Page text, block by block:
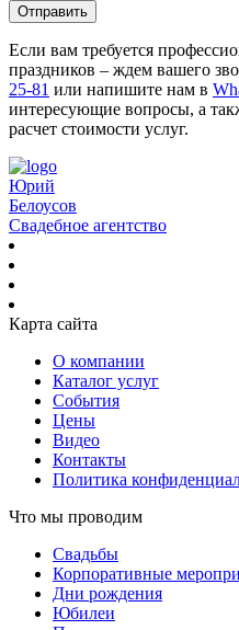
Отправить
Если вам требуется
праздников – ждем вашего
25-81 или напишите нам в
интересующие вопросы, а
расчет стоимости услуг.
Юрий
Белоусов
Свадебное агентство
Карта сайта
О компании
Каталог услуг
События
Цены
Видео
Контакты
Политика
Что мы проводим
Свадьбы
Корпоративные
Дни рождения
Юбилеи